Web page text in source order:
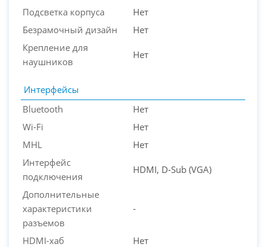
Подсветка корпуса
Нет
Безрамочный дизайн
Нет
Крепление для
наушников
Нет
Интерфейсы
Bluetooth
Нет
Wi-Fi
Нет
MHL
Нет
Интерфейс
подключения
HDMI, D-Sub (VGA)
Дополнительные
характеристики
разъемов
-
HDMI-хаб
Нет